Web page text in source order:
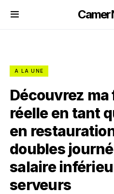
A LA UNE
Découvrez
réelle en tant
en
doubles
salaire
serveurs